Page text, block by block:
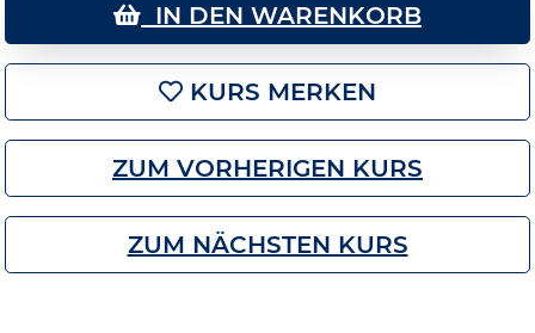
IN DEN WARENKORB
KURS MERKEN
ZUM VORHERIGEN KURS
ZUM NÄCHSTEN KURS